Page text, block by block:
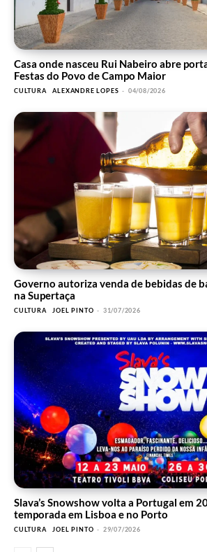
Casa onde nasceu Rui Nabeiro abre
Festas do Povo de Campo Maior
CULTURA ALEXANDRE LOPES - 04/08/2026
Governo autoriza venda de bebidas de
na Supertaça
CULTURA JOEL PINTO - 31/07/2026
Slava’s Snowshow volta a Portugal em
temporada em Lisboa e no Porto
CULTURA JOEL PINTO - 29/07/2026